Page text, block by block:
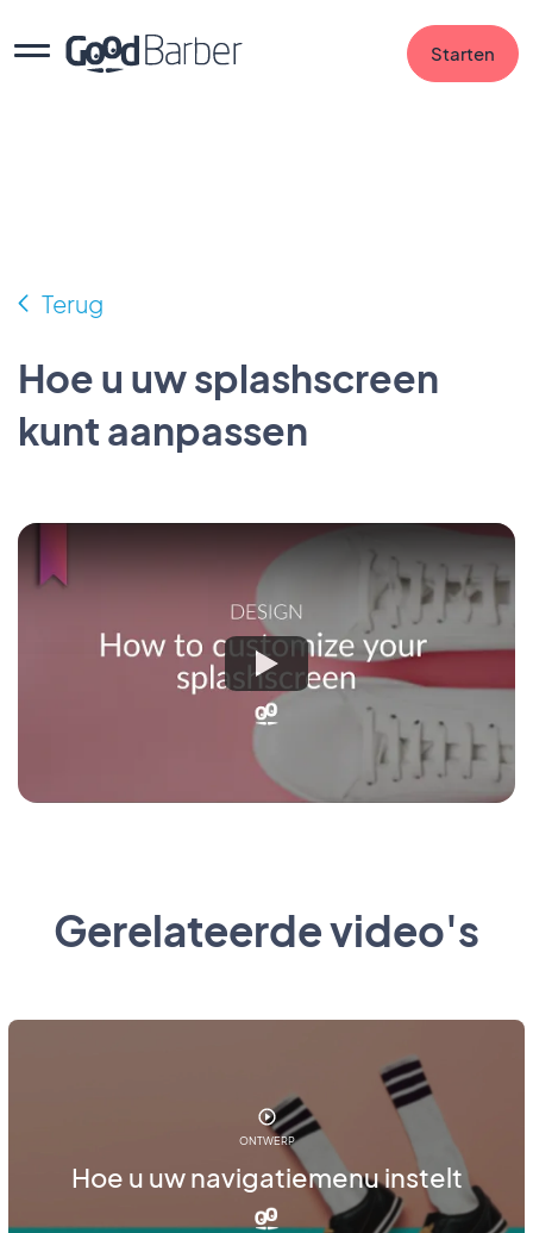
Starten
Terug
Hoe u uw splashscreen
kunt aanpassen
Gerelateerde video's
ONTWERP
Hoe u uw navigatiemenu instelt